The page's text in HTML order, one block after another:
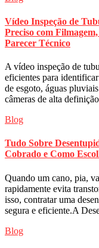
Vídeo Inspeção de
Preciso com
Parecer Técnico
A vídeo inspeção de
eficientes para
de esgoto, águas
câmeras de alta
Blog
Tudo Sobre
Cobrado e Como
Quando um cano, pia,
rapidamente evita
isso, contratar uma
segura e eficiente.A
Blog